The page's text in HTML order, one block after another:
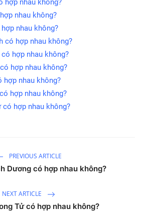
hợp nhau không?
nhau không?
nhau không?
có hợp nhau không?
hợp nhau không?
hợp nhau không?
hợp nhau không?
hợp nhau không?
có hợp nhau không?
PREVIOUS ARTICLE
Dương có hợp nhau không?
NEXT ARTICLE
Tử có hợp nhau không?